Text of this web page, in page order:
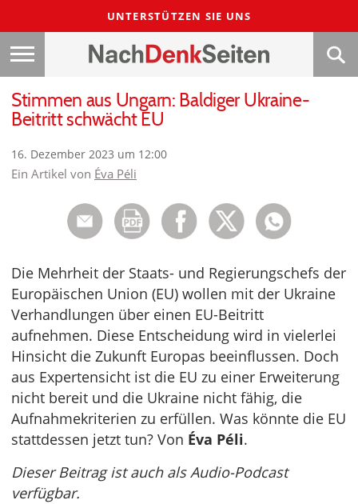
UNTERSTÜTZEN SIE UNS
Stimmen aus Ungarn: Baldiger Ukraine-
Beitritt schwächt EU
16. Dezember 2023 um 12:00
Ein Artikel von Éva Péli
Die Mehrheit der Staats- und Regierungschefs der
Europäischen Union (EU) wollen mit der Ukraine
Verhandlungen über einen EU-Beitritt
aufnehmen. Diese Entscheidung wird in vielerlei
Hinsicht die Zukunft Europas beeinflussen. Doch
aus Expertensicht ist die EU zu einer Erweiterung
nicht bereit und die Ukraine nicht fähig, die
Aufnahmekriterien zu erfüllen. Was könnte die EU
stattdessen jetzt tun? Von Éva Péli.
Dieser Beitrag ist auch als Audio-Podcast
verfügbar.